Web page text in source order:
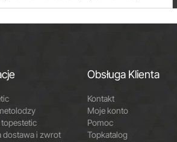
topestetic
dostawa i zwrot
Obsługa Klienta
Kontakt
Moje konto
Pomoc
Topkatalog